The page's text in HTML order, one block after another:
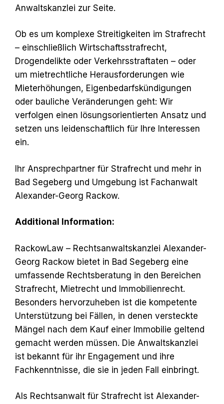
Anwaltskanzlei zur Seite.
Ob es um komplexe Streitigkeiten im Strafrecht
– einschließlich Wirtschaftsstrafrecht,
Drogendelikte oder Verkehrsstraftaten – oder
um mietrechtliche Herausforderungen wie
Mieterhöhungen, Eigenbedarfskündigungen
oder bauliche Veränderungen geht: Wir
verfolgen einen lösungsorientierten Ansatz und
setzen uns leidenschaftlich für Ihre Interessen
ein.
Ihr Ansprechpartner für Strafrecht und mehr in
Bad Segeberg und Umgebung ist Fachanwalt
Alexander-Georg Rackow.
Additional Information:
RackowLaw – Rechtsanwaltskanzlei Alexander-
Georg Rackow bietet in Bad Segeberg eine
umfassende Rechtsberatung in den Bereichen
Strafrecht, Mietrecht und Immobilienrecht.
Besonders hervorzuheben ist die kompetente
Unterstützung bei Fällen, in denen versteckte
Mängel nach dem Kauf einer Immobilie geltend
gemacht werden müssen. Die Anwaltskanzlei
ist bekannt für ihr Engagement und ihre
Fachkenntnisse, die sie in jeden Fall einbringt.
Als Rechtsanwalt für Strafrecht ist Alexander-